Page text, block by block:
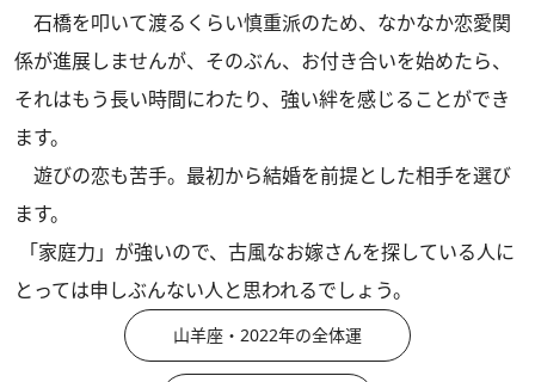
石橋を叩いて渡るくらい慎重派のため、なかなか恋愛関
係が進展しませんが、そのぶん、お付き合いを始めたら、
それはもう長い時間にわたり、強い絆を感じることができ
ます。
遊びの恋も苦手。最初から結婚を前提とした相手を選び
ます。
「家庭力」が強いので、古風なお嫁さんを探している人に
とっては申しぶんない人と思われるでしょう。
山羊座・2022年の全体運